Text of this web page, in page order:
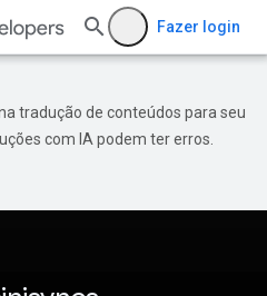
Fazer login
tradução de conteúdos para seu
com IA podem ter erros.